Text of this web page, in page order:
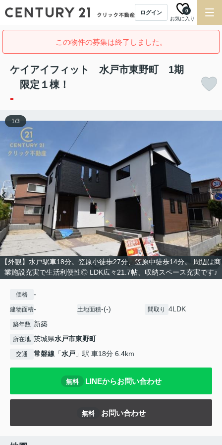
ログイン
お気に入り
0
この物件の募集は終了しました。
ケイアイフィット 水戸市東野町 1期
限定１棟！
-
【外観】水戸駅車18分。笠原小徒歩27分、笠原中徒歩14分。 周辺は商
業施設充実で生活利便性◎ LDK広々21.7帖、収納スペース充実です♪
1/3
価格 -
建物面積- 土地面積-(-) 間取り 4LDK
築年数 新築
所在地 茨城県水戸市東野町
交通 常磐線 「水戸 」駅 車18分 6.4km
無料 LINEからお問い合わせ
無料 お問い合わせ